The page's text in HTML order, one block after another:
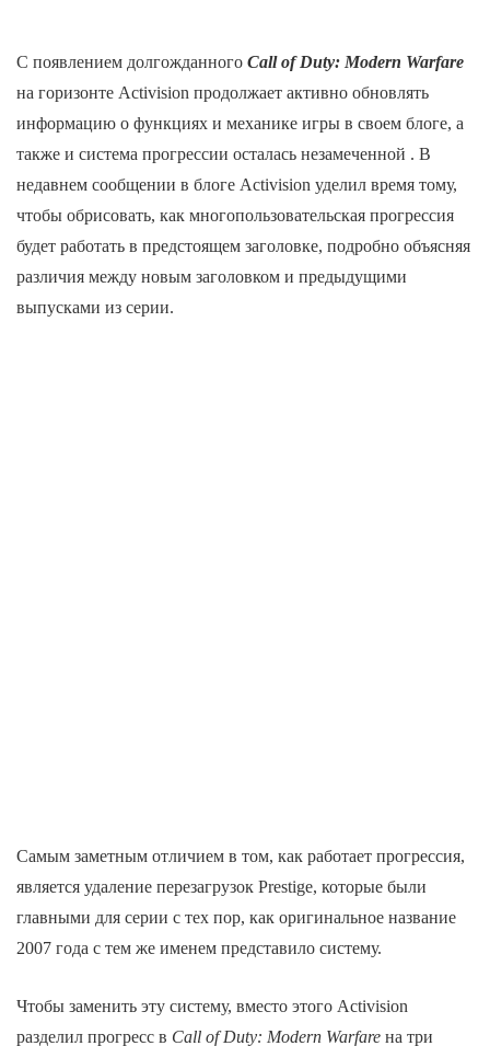
С появлением долгожданного Call of Duty: Modern Warfare
на горизонте Activision продолжает активно обновлять
информацию о функциях и механике игры в своем блоге, а
также и система прогрессии осталась незамеченной . В
недавнем сообщении в блоге Activision уделил время тому,
чтобы обрисовать, как многопользовательская прогрессия
будет работать в предстоящем заголовке, подробно объясняя
различия между новым заголовком и предыдущими
выпусками из серии.
Самым заметным отличием в том, как работает прогрессия,
является удаление перезагрузок Prestige, которые были
главными для серии с тех пор, как оригинальное название
2007 года с тем же именем представило систему.
Чтобы заменить эту систему, вместо этого Activision
разделил прогресс в Call of Duty: Modern Warfare на три